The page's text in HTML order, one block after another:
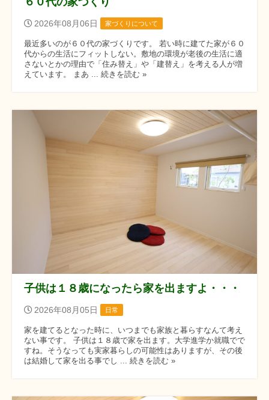
2026年08月06日 家づくりについて
最近多いのが６０代の家づくりです。 若い時に建てた家が６０
代からの生活にフィットしない。敷地の環境が老後の生活に適
さないとかの理由で「住み替え」や「建替え」を考える人が増
えています。 まあ ... 続きを読む »
子供は１８歳になったら家を出ますよ・・・
2026年08月05日 日常
家を建てるとなった時に、いつまでも家族と暮らすなんて考え
ない事です。 子供は１８歳で家を出ます。大学進学か就職でで
すね。そうなっても実家暮らしの可能性はありますが、その後
は結婚して家を出る事でし ... 続きを読む »